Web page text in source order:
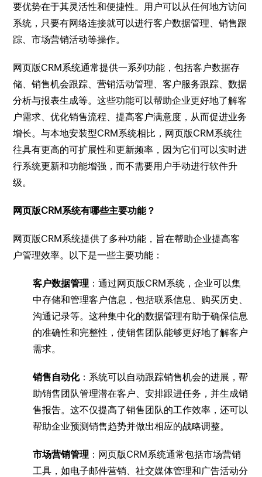
要优势在于其灵活性和便捷性。用户可以从任何地方访问
系统，只要有网络连接就可以进行客户数据管理、销售跟
踪、市场营销活动等操作。
网页版CRM系统通常提供一系列功能，包括客户数据存
储、销售机会跟踪、营销活动管理、客户服务跟踪、数据
分析与报表生成等。这些功能可以帮助企业更好地了解客
户需求、优化销售流程、提高客户满意度，从而促进业务
增长。与本地安装型CRM系统相比，网页版CRM系统往
往具有更高的可扩展性和更新频率，因为它们可以实时进
行系统更新和功能增强，而不需要用户手动进行软件升
级。
网页版CRM系统有哪些主要功能？
网页版CRM系统提供了多种功能，旨在帮助企业提高客
户管理效率。以下是一些主要功能：
客户数据管理 ：通过网页版CRM系统，企业可以集
中存储和管理客户信息，包括联系信息、购买历史、
沟通记录等。这种集中化的数据管理有助于确保信息
的准确性和完整性，使销售团队能够更好地了解客户
需求。
销售自动化：系统可以自动跟踪销售机会的进展，帮
助销售团队管理潜在客户、安排跟进任务，并生成销
售报告。这不仅提高了销售团队的工作效率，还可以
帮助企业预测销售趋势并做出相应的战略调整。
市场营销管理 ：网页版CRM系统通常包括市场营销
工具，如电子邮件营销、社交媒体管理和广告活动分